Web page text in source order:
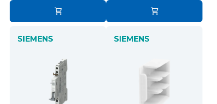
SIEMENS SIEMENS